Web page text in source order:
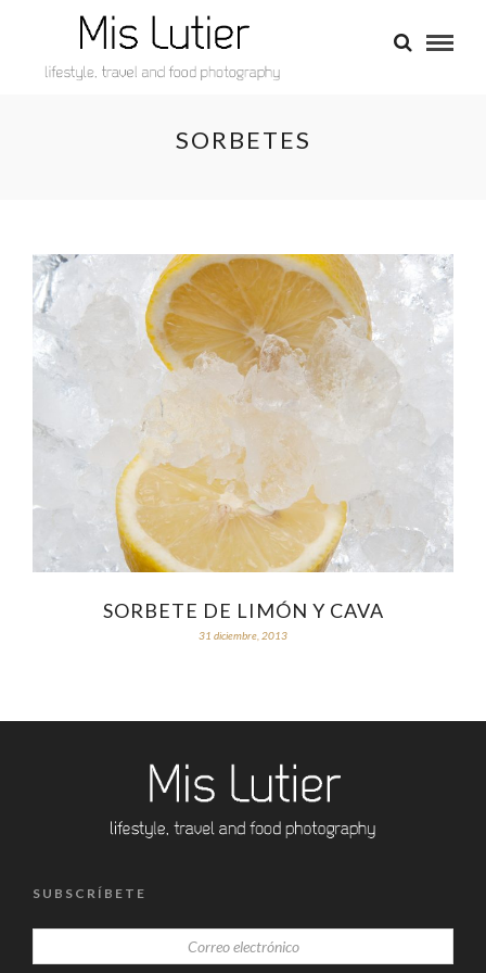
SORBETES
SORBETE DE LIMÓN Y CAVA
31 diciembre, 2013
SUBSCRÍBETE